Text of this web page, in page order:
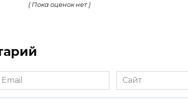
( Пока оценок нет )
Сайт